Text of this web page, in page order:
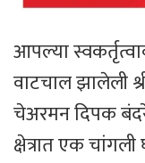
आपल्या
वाटचाल झालेली
चेअरमन दिपक बंदरे
क्षेत्रात एक